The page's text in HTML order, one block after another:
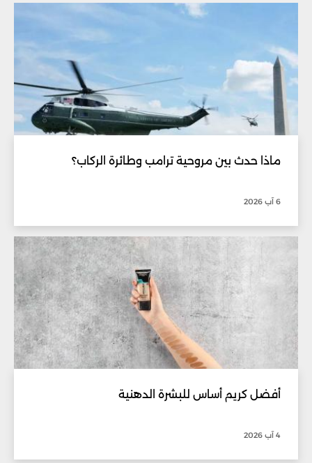
ماذا حدث بين مروحية ترامب وطائرة الركاب؟
6 آب 2026
أفضل كريم أساس للبشرة الدهنية
4 آب 2026